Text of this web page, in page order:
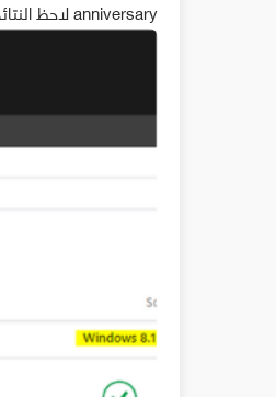
anniversary لاحظ النتائج :